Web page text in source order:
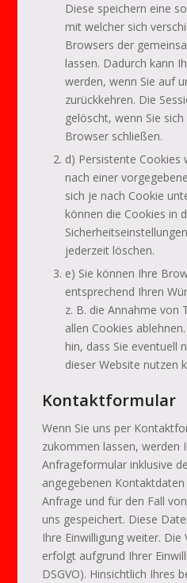
Diese speichern eine
mit welcher sich
Browsers der
lassen. Dadurch kann
werden, wenn Sie auf
zurückkehren. Die
gelöscht, wenn Sie
Browser schließen.
d) Persistente
nach einer
sich je nach Cookie
können die Cookies in
jederzeit löschen.
e) Sie können Ihre
entsprechend Ihren
z. B. die Annahme von
allen Cookies
hin, dass Sie eventuell
dieser Website nutzen
Kontaktformular
Wenn Sie uns per
zukommen lassen, werden
Anfrageformular inklusive
angegebenen
Anfrage und für den Fall
uns gespeichert. Diese
Ihre Einwilligung weiter.
erfolgt aufgrund Ihrer
DSGVO). Hinsichtlich Ihres